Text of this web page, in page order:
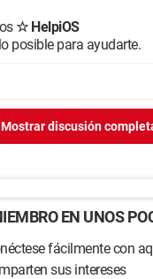
☆ HelpiOS
posible para ayudarte.
Mostrar discusión
EN UNOS
fácilmente con
sus intereses